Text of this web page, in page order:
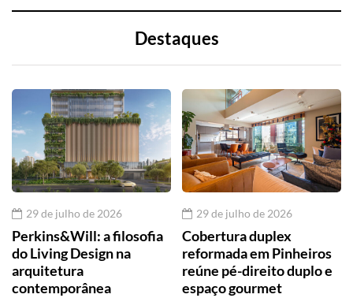
Destaques
29 de julho de 2026
Perkins&Will: a filosofia
do Living Design na
arquitetura
contemporânea
29 de julho de 2026
Cobertura duplex
reformada em Pinheiros
reúne pé-direito duplo e
espaço gourmet